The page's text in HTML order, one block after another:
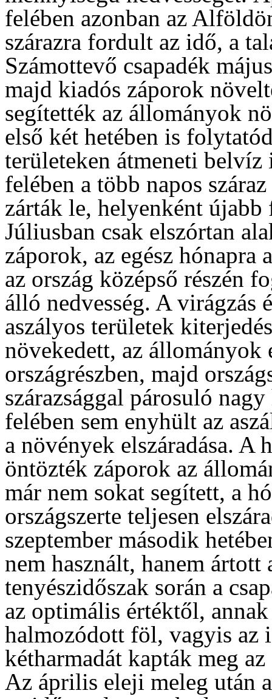
felében azonban az
szárazra fordult az idő, a
Számottevő csapadék
majd kiadós záporok
segítették az állományok
első két hetében is
területeken átmeneti
felében a több napos
zárták le, helyenként újabb
Júliusban csak elszórtan
záporok, az egész
az ország középső részén
álló nedvesség. A virágzás
aszályos területek
növekedett, az állományok
országrészben, majd
szárazsággal párosuló
felében sem enyhült az
a növények elszáradása. A
öntözték záporok az
már nem sokat segített, a
országszerte teljesen
szeptember második
nem használt, hanem
tenyészidőszak során a
az optimális értéktől,
halmozódott föl, vagyis az
kétharmadát kapták meg
Az április eleji meleg után